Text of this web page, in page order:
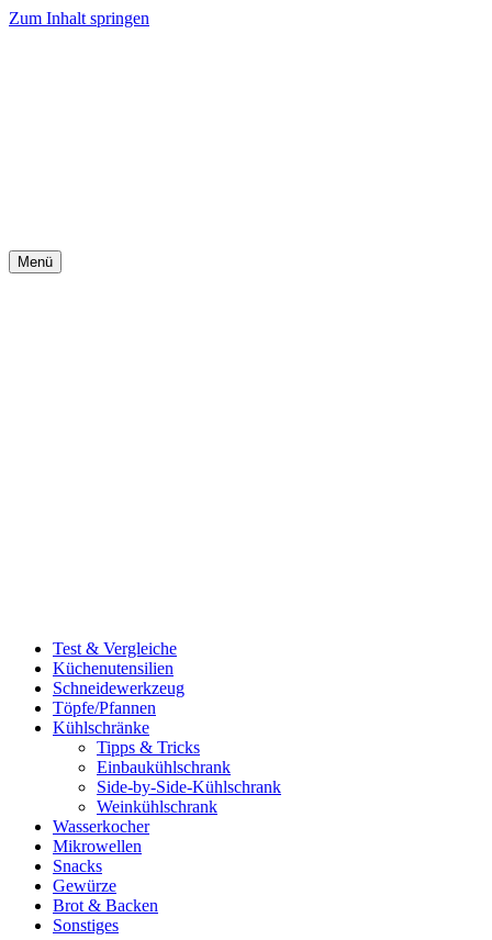
Zum Inhalt springen
Menü
Test & Vergleiche
Küchenutensilien
Schneidewerkzeug
Töpfe/Pfannen
Kühlschränke
Tipps & Tricks
Einbaukühlschrank
Side-by-Side-Kühlschrank
Weinkühlschrank
Wasserkocher
Mikrowellen
Snacks
Gewürze
Brot & Backen
Sonstiges